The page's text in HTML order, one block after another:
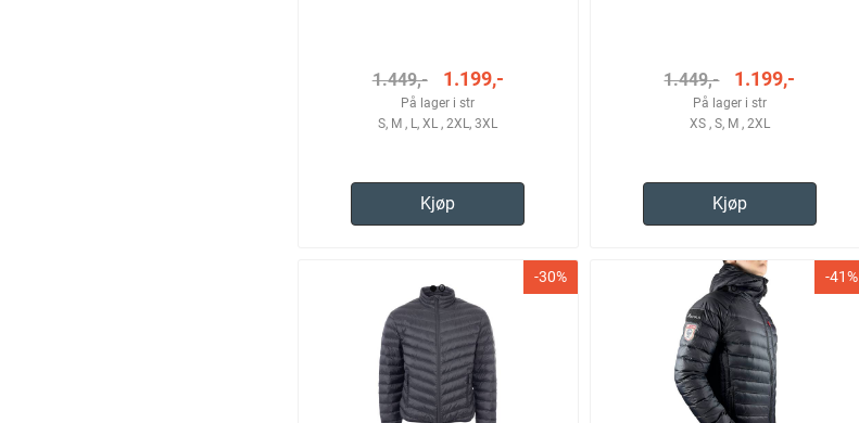
1.449,- 1.199,-
På lager i str
S, M , L, XL , 2XL, 3XL
Kjøp
1.449,- 1.199,-
På lager i str
XS , S, M , 2XL
Kjøp
-30% -41%